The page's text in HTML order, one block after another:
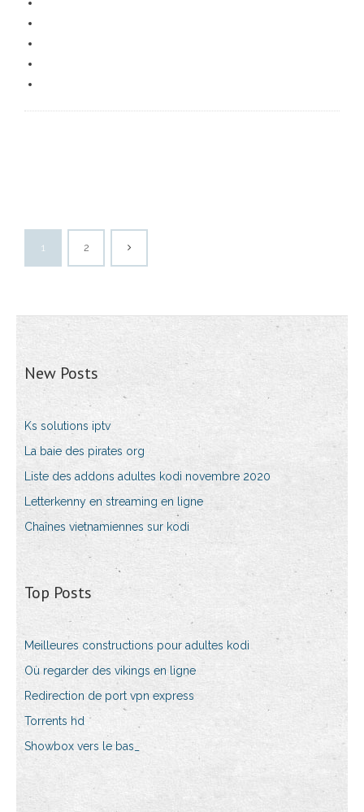
1 2
New Posts
Ks solutions iptv
La baie des pirates org
Liste des addons adultes kodi novembre 2020
Letterkenny en streaming en ligne
Chaînes vietnamiennes sur kodi
Top Posts
Meilleures constructions pour adultes kodi
Où regarder des vikings en ligne
Redirection de port vpn express
Torrents hd
Showbox vers le bas_